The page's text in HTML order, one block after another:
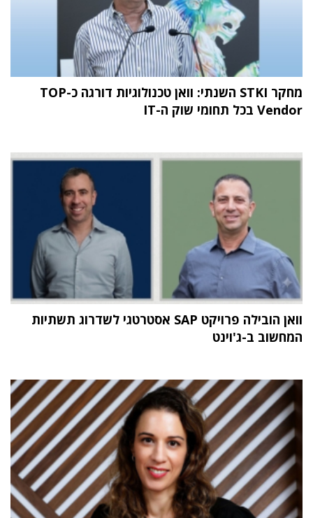
מחקר STKI השנתי: וואן טכנולוגיות דורגה כ-TOP
Vendor בכל תחומי שוק ה-IT
וואן הובילה פרויקט SAP אסטרטגי לשדרוג תשתיות
המחשוב ב-ג'וינט